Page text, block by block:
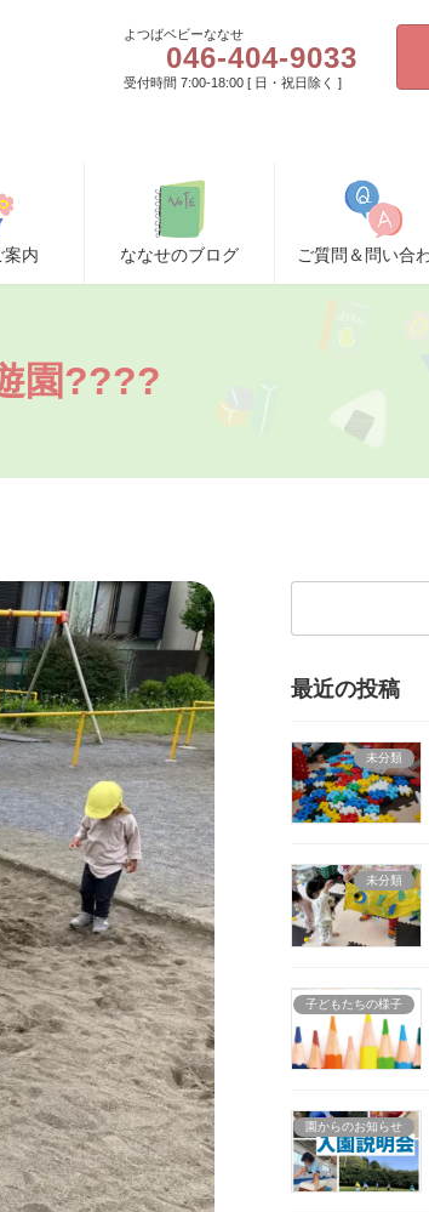
よつばベビーななせ
046-404-9033
受付時間 7:00-18:00 [ 日・祝日除く ]
案内 ななせのブログ ご質問＆問い合
園????
最近の投稿
未分類
未分類
子どもたちの様子
園からのお知らせ